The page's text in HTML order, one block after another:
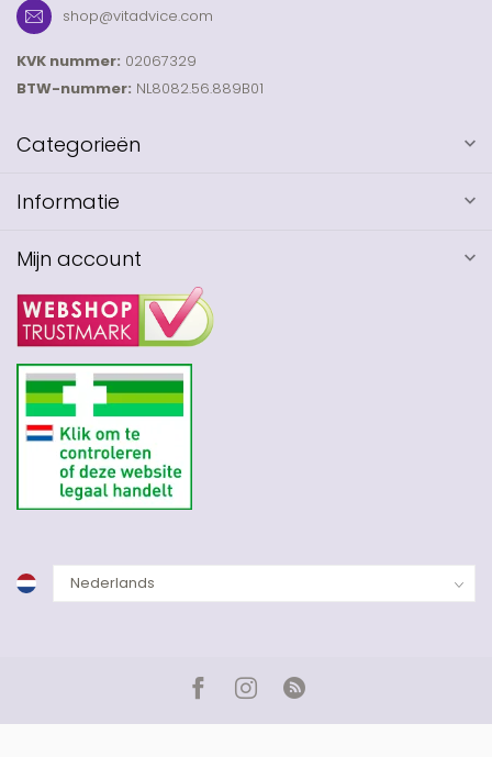
shop@vitadvice.com
KVK nummer: 02067329
BTW-nummer: NL8082.56.889B01
Categorieën
Informatie
Mijn account